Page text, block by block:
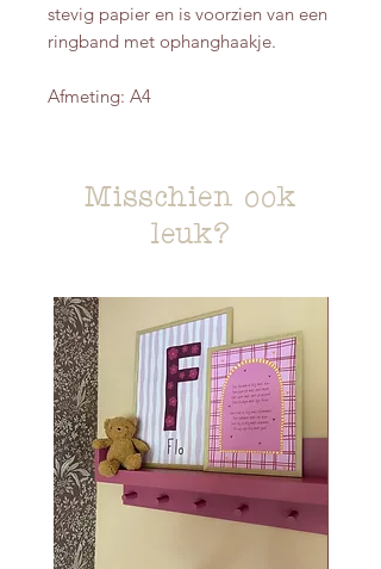
stevig papier en is voorzien van een
ringband met ophanghaakje.
Afmeting: A4
Misschien ook
leuk?